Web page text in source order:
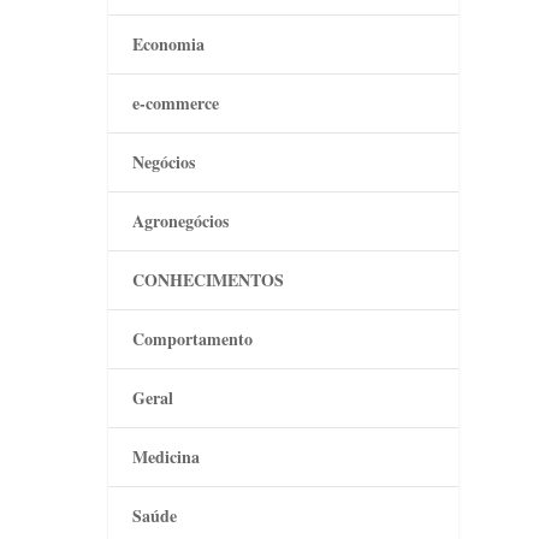
Economia
e-commerce
Negócios
Agronegócios
CONHECIMENTOS
Comportamento
Geral
Medicina
Saúde